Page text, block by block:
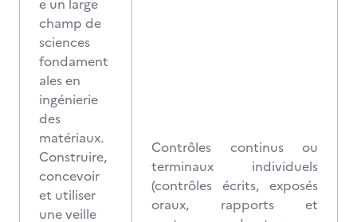
e un large
champ de
sciences
fondament
ales en
ingénierie
des
matériaux.
Construire,
concevoir
et utiliser
une veille
Contrôles continus ou
terminaux individuels
(contrôles écrits, exposés
oraux, rapports et